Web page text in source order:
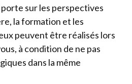
porte sur les perspectives
la formation et les
peuvent être réalisés lors
à condition de ne pas
dans la même